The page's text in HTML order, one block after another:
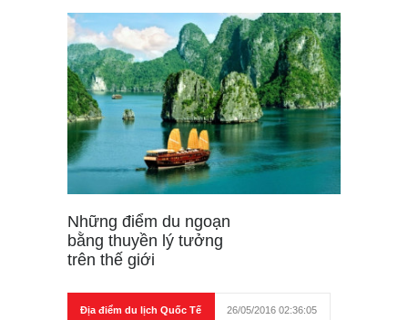
Những điểm du ngoạn
bằng thuyền lý tưởng
trên thế giới
Địa điểm du lịch Quốc Tế 26/05/2016 02:36:05